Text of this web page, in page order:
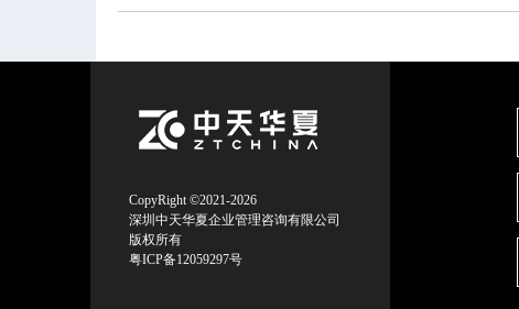
CopyRight ©2021-2026
深圳中天华夏企业管理咨询有限公司
版权所有
粤ICP备12059297号